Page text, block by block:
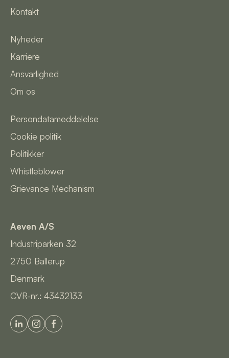
Kontakt
Nyheder
Karriere
Ansvarlighed
Om os
Persondatameddelelse
Cookie politik
Politikker
Whistleblower
Grievance Mechanism
Aeven A/S
Industriparken 32
2750 Ballerup
Denmark
CVR-nr.: 43432133